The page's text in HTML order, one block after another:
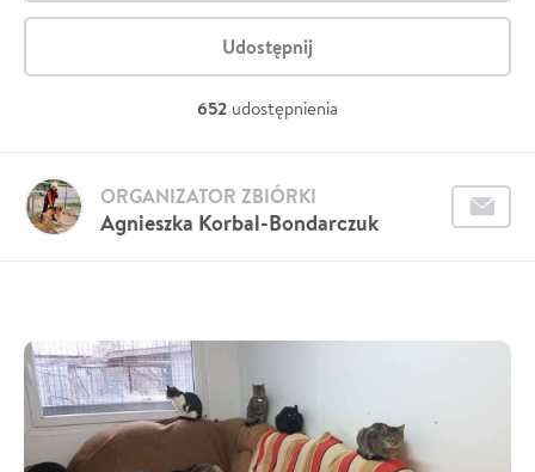
Udostępnij
652 udostępnienia
Agnieszka Korbal-Bondarczuk
ORGANIZATOR ZBIÓRKI